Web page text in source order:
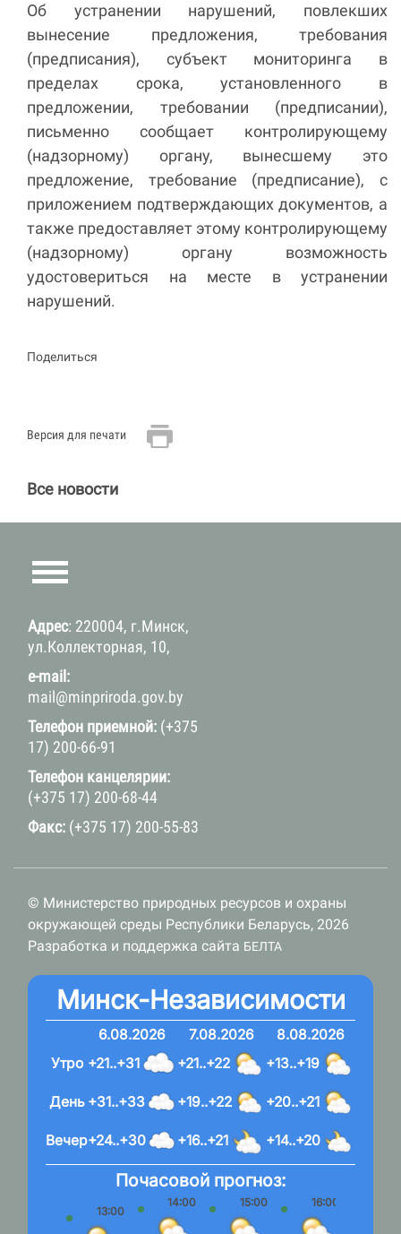
Об устранении нарушений, повлекших
вынесение предложения, требования
(предписания), субъект мониторинга в
пределах срока, установленного в
предложении, требовании (предписании),
письменно сообщает контролирующему
(надзорному) органу, вынесшему это
предложение, требование (предписание), с
приложением подтверждающих документов, а
также предоставляет этому контролирующему
(надзорному) органу возможность
удостовериться на месте в устранении
нарушений.
Поделиться
Версия для печати
Все новости
Адрес: 220004, г.Минск,
ул.Коллекторная, 10,
e-mail:
mail@minpriroda.gov.by
Телефон приемной: (+375
17) 200-66-91
Телефон канцелярии:
(+375 17) 200-68-44
Факс: (+375 17) 200-55-83
© Министерство природных ресурсов и охраны
окружающей среды Республики Беларусь, 2026
Разработка и поддержка сайта БЕЛТА
Минск-Независимости
6.08.2026
+21..+31
+31..+33
+24..+30
7.08.2026
+21..+22
+19..+22
+16..+21
8.08.2026
+13..+19
+20..+21
+14..+20
Вечер
День
Утро
Почасовой прогноз:
13:00
14:00 15:00 16:00